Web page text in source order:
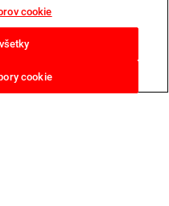
cookie
cookie